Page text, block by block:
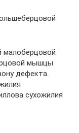
малоберцовой
мышцы
дефекта.
сухожилия